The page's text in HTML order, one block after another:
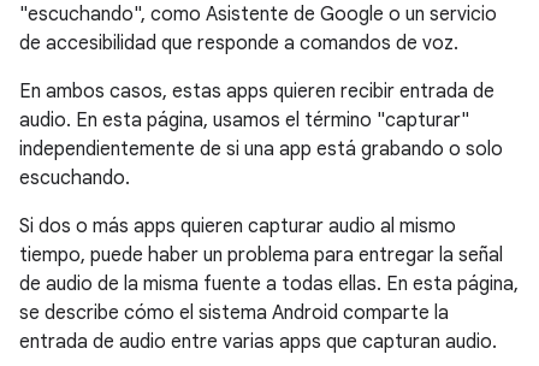
"escuchando", como Asistente de Google o un servicio
de accesibilidad que responde a comandos de voz.
En ambos casos, estas apps quieren recibir entrada de
audio. En esta página, usamos el término "capturar"
independientemente de si una app está grabando o solo
escuchando.
Si dos o más apps quieren capturar audio al mismo
tiempo, puede haber un problema para entregar la señal
de audio de la misma fuente a todas ellas. En esta página,
se describe cómo el sistema Android comparte la
entrada de audio entre varias apps que capturan audio.